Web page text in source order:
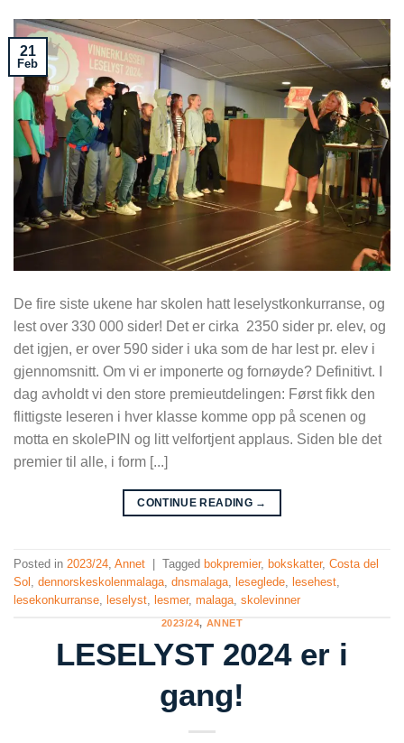
21
Feb
De fire siste ukene har skolen hatt leselystkonkurranse, og
lest over 330 000 sider! Det er cirka 2350 sider pr. elev, og
det igjen, er over 590 sider i uka som de har lest pr. elev i
gjennomsnitt. Om vi er imponerte og fornøyde? Definitivt. I
dag avholdt vi den store premieutdelingen: Først fikk den
flittigste leseren i hver klasse komme opp på scenen og
motta en skolePIN og litt velfortjent applaus. Siden ble det
premier til alle, i form [...]
CONTINUE READING →
Posted in 2023/24, Annet Tagged bokpremier, bokskatter, Costa del
Sol , dennorskeskolenmalaga, dnsmalaga, leseglede, lesehest,
lesekonkurranse, leselyst, lesmer, malaga, skolevinner
2023/24, ANNET
LESELYST 2024 er i
gang!